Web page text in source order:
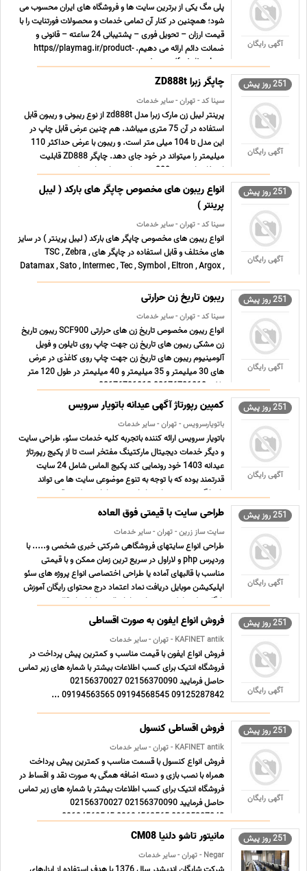
آگهی رایگان
پلی مگ یکی از برترین سایت ها و فروشگاه های ایران محسوب می
شود؛ همچنین در کنار آن تمامی خدمات و محصولات فورتنایت را با
قیمت ارزان – تحویل فوری – پشتیبانی 24 ساعته – قانونی و
ضمانت دائم ارائه می دهیم. https//playmag.ir/product-
category/fortnite-shop ...
251 روز پیش
آگهی رایگان
چاپگر زبرا ZD888t
سینا کد - تهران - سایر خدمات
پرینتر لیبل زن مارک زبرا مدل zd888t از نوع ریبونی و ریبون قابل
استفاده در آن 75 متری میباشد. هم چنین عرض قابل چاپ در
این مدل تا 104 میلی متر است. و ریبون با عرض حداکثر 110
میلیمتر را میتواند در خود جای دهد. چاپگر ZD888 قابلیت
استفاده از ریبون 300 متری را نیز درا میباشد. که به صور ... ...
251 روز پیش
آگهی رایگان
انواع ریبون های مخصوص چاپگر های بارکد ( لیبل
پرینتر )
سینا کد - تهران - سایر خدمات
انواع ریبون های مخصوص چاپگر های بارکد ( لیبل پرینتر ) در سایز
های مختلف و قابل استفاده در چاپگر های TSC , Zebra ,
Datamax , Sato , Intermec , Tec , Symbol , Eltron , Argox ,
Cab , … ریبون های وکس ( wax ) جهت چاپ روی برچسب های
251 روز پیش
آگهی رایگان
ریبون تاریخ زن حرارتی
سینا کد - تهران - سایر خدمات
انواع ریبون مخصوص تاریخ زن های حرارتی SCF900 ریبون تاریخ
زن مشکی ریبون های تاریخ زن جهت چاپ روی تایلون و فویل
آلومینیوم ریبون های تاریخ زن جهت چاپ روی کاغذی در عرض
های 30 میلیمتر و 35 میلیمتر و 40 میلیمتر در طول 120 متر
تلفن 02176701810-02176701812 ...
251 روز پیش
آگهی رایگان
کمپین رپورتاژ آگهی عیدانه باتویار سرویس
باتویارسرویس - تهران - سایر خدمات
باتویار سرویس ارائه کننده باتجربه کلیه خدمات سئو، طراحی سایت
و دیگر خدمات دیجیتال مارکتینگ مفتخر است تا از پکیج رپورتاژ
عیدانه 1403 خود رونمایی کند پکیج الماس شامل 24 سایت
قدرتمند بوده که با توجه به تنوع موضوعی سایت ها می تواند
پاسخگوی درج رپورتاژ در انواع حوزه ها باشد. پکیج نقره ... ...
251 روز پیش
آگهی رایگان
طراحی سایت با قیمتی فوق العاده
سایت ساز زرین - تهران - سایر خدمات
طراحی انواع سایتهای فروشگاهی شرکتی خبری شخصی و..... با
وردپرس php و لاراول در سریع ترین زمان ممکن و با قیمتی
مناسب با قالبهای آماده یا طراحی اختصاصی انواع پروژه های سئو
اپلیکیشن موبایل دریافت نماد اعتماد درج محتوای رایگان آموزش
رایگان پنل پیامکی پشتیبانی مادام العمر امکان انتقال ... ...
251 روز پیش
آگهی رایگان
فروش انواع ایفون به صورت اقساطی
KAFINET antik - تهران - سایر خدمات
فروش انواع ایفون با قیمت مناسب و کمترین پیش پرداخت در
فروشگاه انتیک برای کسب اطلاعات بیشتر با شماره های زیر تماس
حاصل فرمایید 02156370090 02156370027
09125287842 09194568545 09194563565 ...
251 روز پیش
آگهی رایگان
فروش اقساطی کنسول
KAFINET antik - تهران - سایر خدمات
فروش انواع کنسول با قسمت مناسب و کمترین پیش پرداخت
همراه با نصب بازی و دسته اضافه همگی به صورت نقد و اقساط در
فروشگاه انتیک برای کسب اطلاعات بیشتر با شماره های زیر تماس
حاصل فرمایید 02156370090 02156370027
09125287842 09194563565 09194568545 ...
251 روز پیش مانیتور تاشو دلنیا CM08
Negar - تهران - سایر خدمات